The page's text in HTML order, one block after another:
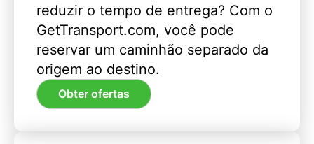
reduzir o tempo de entrega? Com o
GetTransport.com, você pode
reservar um caminhão separado da
origem ao destino.
Obter ofertas